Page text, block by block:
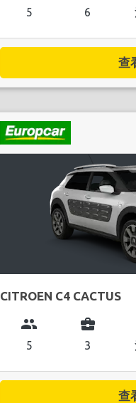
5 6
查
CITROEN C4 CACTUS
group
5
business_center
3
查